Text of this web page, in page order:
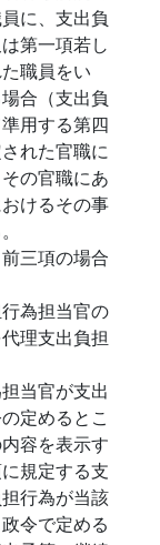
に、支出負
第一項若し
職員をい
合（支出負
用する第四
れた官職に
の官職にあ
けるその事
三項の場合
為担当官の
理支出負担
当官が支出
定めるとこ
容を表示す
規定する支
行為が当該
令で定める